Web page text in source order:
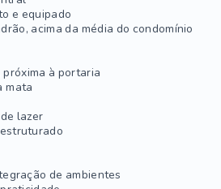
e equipado
acima da média do condomínio
à portaria
mata
lazer
de ambientes